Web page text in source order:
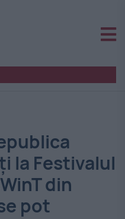
la Festivalul
din
pot